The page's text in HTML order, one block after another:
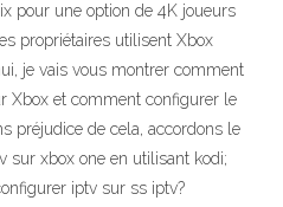
pour une option de 4K joueurs
propriétaires utilisent Xbox
je vais vous montrer comment
Xbox et comment configurer le
préjudice de cela, accordons le
sur xbox one en utilisant kodi;
iptv sur ss iptv?